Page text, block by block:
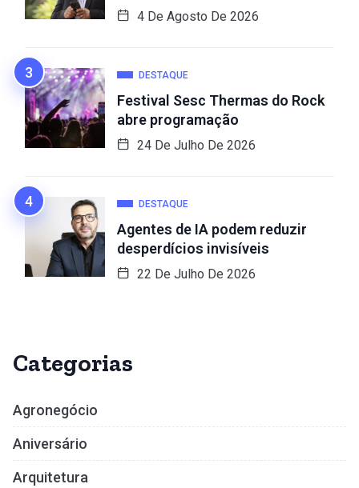
4 De Agosto De 2026
DESTAQUE
Festival Sesc Thermas do Rock
abre programação
24 De Julho De 2026
DESTAQUE
Agentes de IA podem reduzir
desperdícios invisíveis
22 De Julho De 2026
Categorias
Agronegócio
Aniversário
Arquitetura